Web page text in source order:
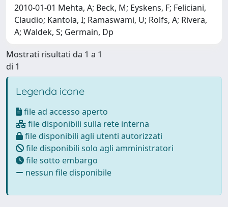
2010-01-01 Mehta, A; Beck, M; Eyskens, F; Feliciani,
Claudio; Kantola, I; Ramaswami, U; Rolfs, A; Rivera,
A; Waldek, S; Germain, Dp
Mostrati risultati da 1 a 1
di 1
Legenda icone
file ad accesso aperto
file disponibili sulla rete interna
file disponibili agli utenti autorizzati
file disponibili solo agli amministratori
file sotto embargo
nessun file disponibile